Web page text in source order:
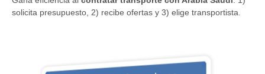
solicita presupuesto, 2) recibe ofertas y 3) elige transportista.